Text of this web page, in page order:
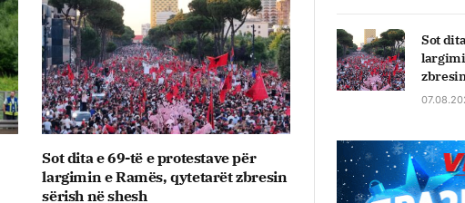
Sot dita e 69-të e protestave për
largimin e Ramës, qytetarët zbresin
sërish në shesh
Sot